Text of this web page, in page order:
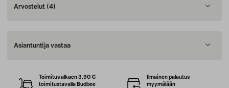
Arvostelut (4)
Asiantuntija vastaa
Toimitus alkaen 3,90 €
toimitustavalla Budbee
Ilmainen palautus
myymälään